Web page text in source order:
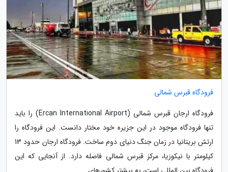
فرودگاه قبرس شمالی
فرودگاه ارجان قبرس شمالی (Ercan International Airport) را باید
تنها فرودگاه موجود در این جزیره خود مختار دانست. این فرودگاه را
ارتش بریتانیا در زمان جنگ دنیای دوم ساخت. فرودگاه ارجان حدود 13
کیلومتر با نیکوزیا، مرکز قبرس شمالی فاصله دارد. از آنجایی که این